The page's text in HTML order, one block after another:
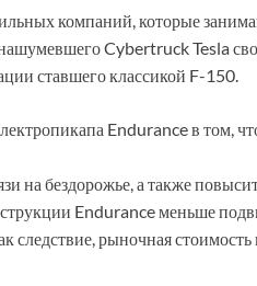
компаний, которые
Cybertruck Tesla
ставшего классикой F-150.
Endurance в том,
на бездорожье, а также
Endurance меньше
следствие, рыночная стоимость